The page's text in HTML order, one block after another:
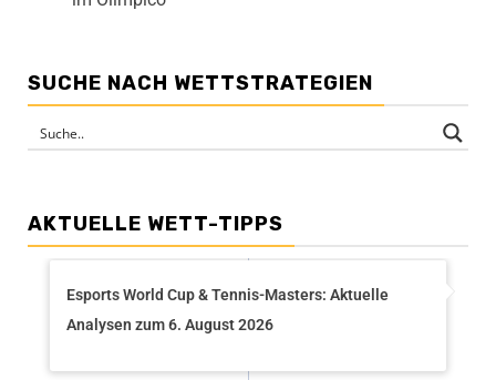
SUCHE NACH WETTSTRATEGIEN
AKTUELLE WETT-TIPPS
Esports World Cup & Tennis-Masters: Aktuelle
Analysen zum 6. August 2026